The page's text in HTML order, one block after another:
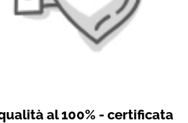
al 100% - certificata